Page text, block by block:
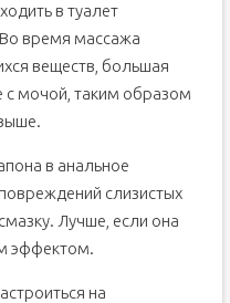
в туалет
время массажа
веществ, большая
с мочой, таким образом
в анальное
слизистых
Лучше, если она
эффектом.
на